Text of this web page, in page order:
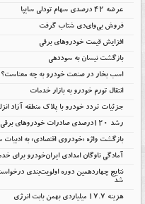
عرضه ۴۲ درصدی سهام تودلی سایپا
فروش بی‌وای‌دی شتاب گرفت
افزایش قیمت خودروهای برقی
بازگشت نیسان به سوددهی
اسب بخار در صنعت خودرو به چه معناست؟/
انتقال تورم خودرو به بازار خدمات
جزئیات تردد خودرو با پلاک منطقه آزاد
رشد ۱۲۰درصدی صادرات خودروهای برقی چین
بازگشت واژه «خودروی اقتصادی» به ادبیات
آمادگی ناوگان امدادی ایران‌خودرو برای
نتایج چهاردهمین دوره اولویت‌بندی
شد
هزینه ۱۷.۷ میلیاردی بهمن بابت انرژی